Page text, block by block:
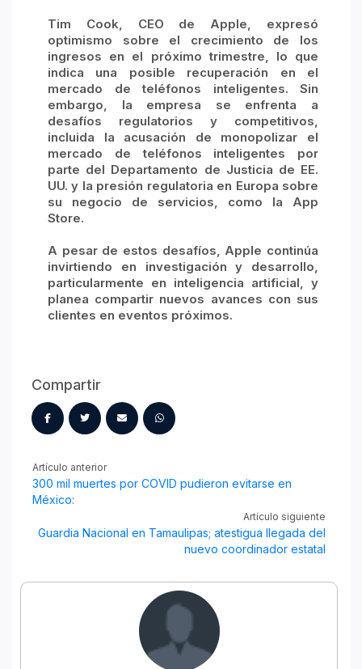
Tim Cook, CEO de Apple, expresó
optimismo sobre el crecimiento de los
ingresos en el próximo trimestre, lo que
indica una posible recuperación en el
mercado de teléfonos inteligentes. Sin
embargo, la empresa se enfrenta a
desafíos regulatorios y competitivos,
incluida la acusación de monopolizar el
mercado de teléfonos inteligentes por
parte del Departamento de Justicia de EE.
UU. y la presión regulatoria en Europa sobre
su negocio de servicios, como la App
Store.
A pesar de estos desafíos, Apple continúa
invirtiendo en investigación y desarrollo,
particularmente en inteligencia artificial, y
planea compartir nuevos avances con sus
clientes en eventos próximos.
Compartir
Artículo anterior
300 mil muertes por COVID pudieron evitarse en
México:
Artículo siguiente
Guardia Nacional en Tamaulipas; atestigua llegada del
nuevo coordinador estatal